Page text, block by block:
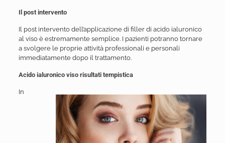
Il post intervento
Il post intervento dell’applicazione di filler di acido ialuronico
al viso è estremamente semplice. I pazienti potranno tornare
a svolgere le proprie attività professionali e personali
immediatamente dopo il trattamento.
Acido ialuronico viso risultati tempistica
In